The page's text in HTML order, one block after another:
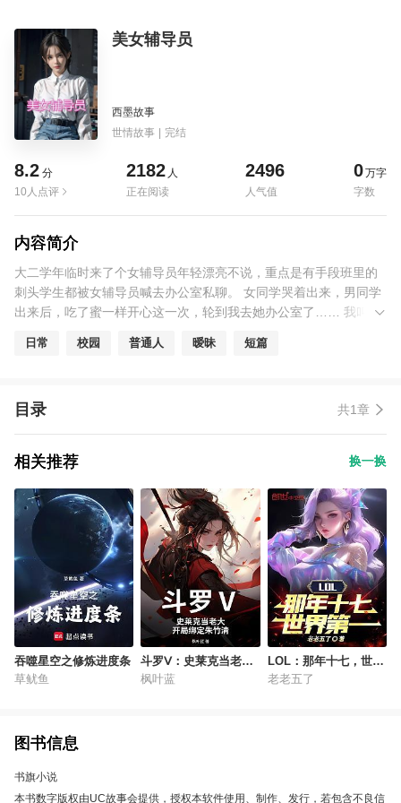
美女辅导员
西墨故事
世情故事 | 完结
8.2 分
10人点评
2182 人
正在阅读
2496
人气值
0万字
字数
内容简介
大二学年临时来了个女辅导员年轻漂亮不说，重点是有手段班里的
刺头学生都被女辅导员喊去办公室私聊。 女同学哭着出来，男同学
出来后，吃了蜜一样开心这一次，轮到我去她办公室了…… 我叫周
课打闹，其余都很好。 没有女朋友的“和尚班”，一个个的精力都旺
日常 校园 普通人 暧昧 短篇
目录 共1章
相关推荐 换一换
吞噬星空之修炼进度条
草鱿鱼
斗罗Ⅴ：史莱克当老
大，开局绑定朱竹清
枫叶蓝
LOL：那年十七，世界
第一
老老五了
图书信息
书旗小说
本书数字版权由UC故事会提供，授权本软件使用、制作、发行，若包含不良信